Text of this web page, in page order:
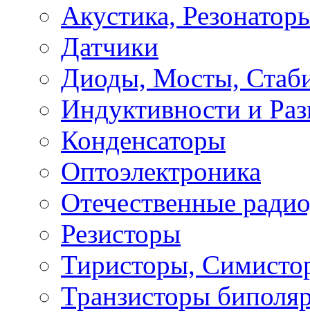
Акустика,
Датчики
Диоды, Мосты,
Индуктивности и
Конденсаторы
Оптоэлектроника
Отечественные
Резисторы
Тиристоры,
Транзисторы